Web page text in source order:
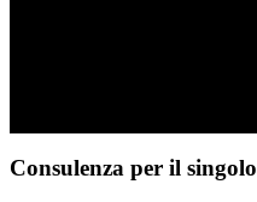
Consulenza per il